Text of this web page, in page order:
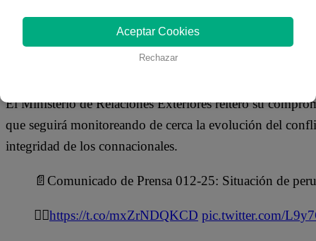
Actualmente, González Barrós se encuentra en
El Ministerio de Relaciones Exteriores reiteró su
que seguirá monitoreando de cerca la evolución del
integridad de los connacionales.
📄Comunicado de Prensa 012-25: Situación de
👉🏻https://t.co/mxZrNDQKCD pic.twitter.com/
Aceptar Cookies
Rechazar